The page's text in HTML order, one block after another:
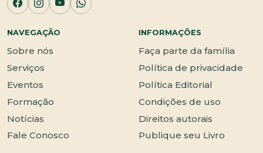
NAVEGAÇÃO
Sobre nós
Serviços
Eventos
Formação
Notícias
Fale Conosco
INFORMAÇÕES
Faça parte da família
Política de privacidade
Política Editorial
Condições de uso
Direitos autorais
Publique seu Livro